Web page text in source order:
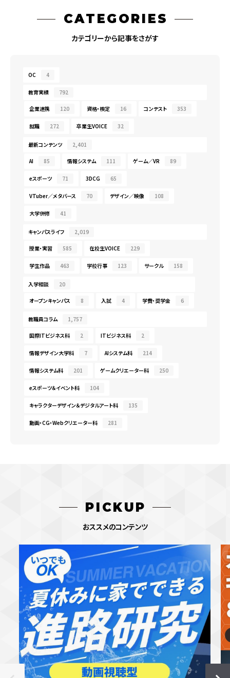
CATEGORIES
カテゴリーから記事をさがす
OC 4
教育実績 792
企業連携 120 資格・検定 16 コンテスト 353
就職 272 卒業生VOICE 32
最新コンテンツ 2,401
AI 85 情報システム 111 ゲーム／VR 89
eスポーツ 71 3DCG 65
VTuber／メタバース 70 デザイン／映像 108
大学併修 41
キャンパスライフ 2,019
授業・実習 585 在校生VOICE 229
学生作品 463 学校行事 123 サークル 158
入学相談 20
オープンキャンパス 8 入試 4 学費・奨学金 6
教職員コラム 1,757
国際ITビジネス科 2 ITビジネス科 2
情報デザイン大学科 7 AIシステム科 214
情報システム科 201 ゲームクリエーター科 250
eスポーツ＆イベント科 104
キャラクターデザイン＆デジタルアート科 135
動画・CG・Webクリエーター科 281
PICKUP
おススメのコンテンツ